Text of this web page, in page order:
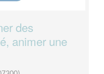
des
animer une